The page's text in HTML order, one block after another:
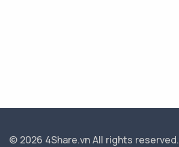
© 2026 4Share.vnAll rights reserved.